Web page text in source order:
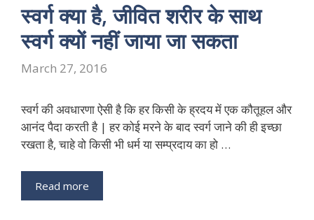
स्वर्ग क्या है, जीवित शरीर के साथ
स्वर्ग क्यों नहीं जाया जा सकता
March 27, 2016
स्वर्ग की अवधारणा ऐसी है कि हर किसी के ह्रदय में एक कौतूहल और
आनंद पैदा करती है | हर कोई मरने के बाद स्वर्ग जाने की ही इच्छा
रखता है, चाहे वो किसी भी धर्म या सम्प्रदाय का हो …
Read more